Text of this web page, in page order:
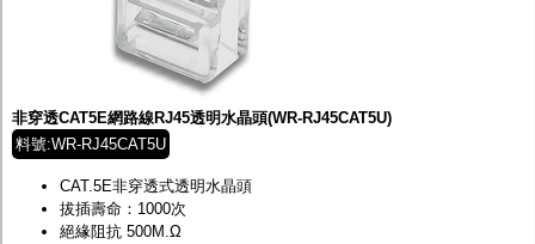
非穿透CAT5E網路線RJ45透明水晶頭(WR-RJ45CAT5U)
料號:WR-RJ45CAT5U
CAT.5E非穿透式透明水晶頭
拔插壽命：1000次
絕緣阻抗 500M.Ω